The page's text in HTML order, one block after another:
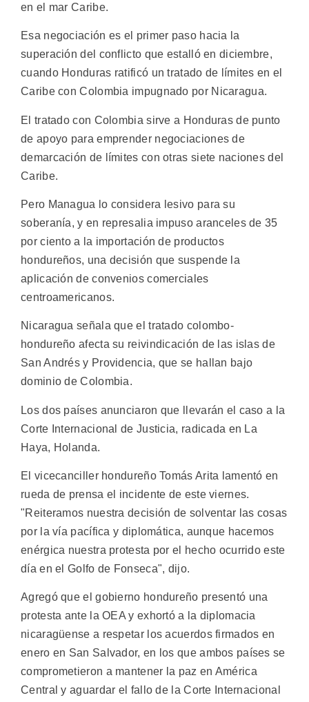
en el mar Caribe.
Esa negociación es el primer paso hacia la
superación del conflicto que estalló en diciembre,
cuando Honduras ratificó un tratado de límites en el
Caribe con Colombia impugnado por Nicaragua.
El tratado con Colombia sirve a Honduras de punto
de apoyo para emprender negociaciones de
demarcación de límites con otras siete naciones del
Caribe.
Pero Managua lo considera lesivo para su
soberanía, y en represalia impuso aranceles de 35
por ciento a la importación de productos
hondureños, una decisión que suspende la
aplicación de convenios comerciales
centroamericanos.
Nicaragua señala que el tratado colombo-
hondureño afecta su reivindicación de las islas de
San Andrés y Providencia, que se hallan bajo
dominio de Colombia.
Los dos países anunciaron que llevarán el caso a la
Corte Internacional de Justicia, radicada en La
Haya, Holanda.
El vicecanciller hondureño Tomás Arita lamentó en
rueda de prensa el incidente de este viernes.
"Reiteramos nuestra decisión de solventar las cosas
por la vía pacífica y diplomática, aunque hacemos
enérgica nuestra protesta por el hecho ocurrido este
día en el Golfo de Fonseca", dijo.
Agregó que el gobierno hondureño presentó una
protesta ante la OEA y exhortó a la diplomacia
nicaragüense a respetar los acuerdos firmados en
enero en San Salvador, en los que ambos países se
comprometieron a mantener la paz en América
Central y aguardar el fallo de la Corte Internacional